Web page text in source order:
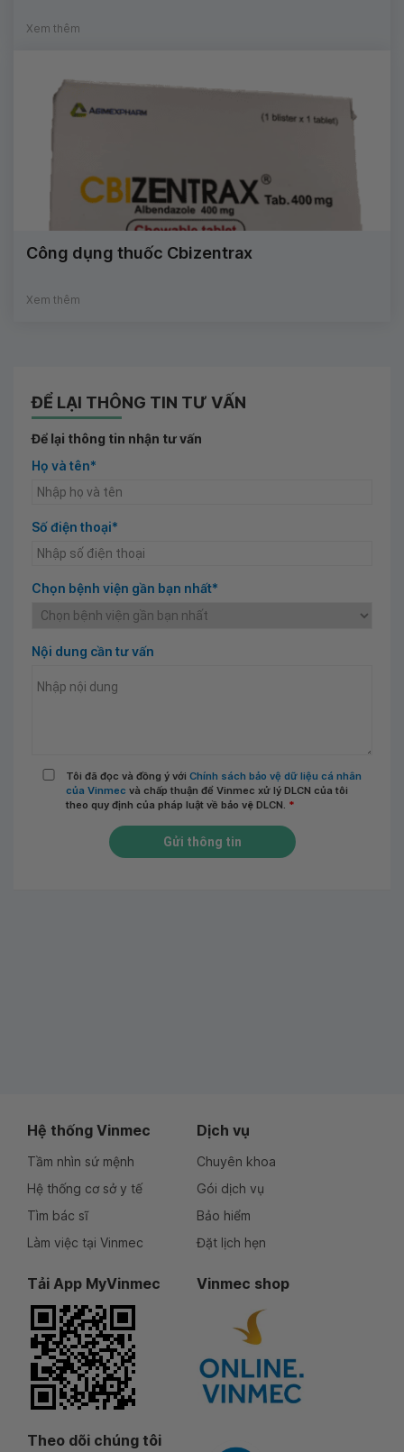
Xem thêm
Công dụng thuốc Cbizentrax
Xem thêm
ĐỂ LẠI THÔNG TIN TƯ VẤN
Để lại thông tin nhận tư vấn
Họ và tên*
Số điện thoại*
Chọn bệnh viện gần bạn nhất*
Nội dung cần tư vấn
Tôi đã đọc và đồng ý với Chính sách bảo vệ dữ liệu cá nhân
của Vinmec và chấp thuận để Vinmec xử lý DLCN của tôi
theo quy định của pháp luật về bảo vệ DLCN. *
Gửi thông tin
Hệ thống Vinmec
Tầm nhìn sứ mệnh
Hệ thống cơ sở y tế
Tìm bác sĩ
Làm việc tại Vinmec
Dịch vụ
Chuyên khoa
Gói dịch vụ
Bảo hiểm
Đặt lịch hẹn
Tải App MyVinmec Vinmec shop
Theo dõi chúng tôi